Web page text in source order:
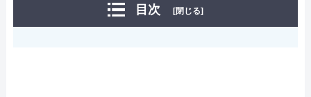
目次 [閉じる]